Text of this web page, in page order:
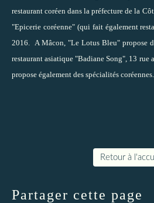
restaurant coréen dans la préfecture de la
"Epicerie coréenne"(qui fait également
2016. A Mâcon, "Le Lotus Bleu" propose
restaurant asiatique"Badiane Song" , 13 rue
propose également des spécialités coréennes.
Retour à
Partager cette page